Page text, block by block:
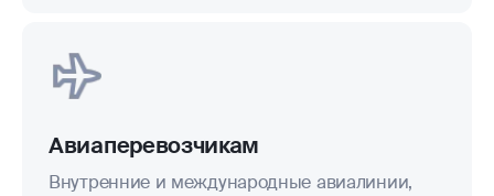
Авиаперевозчикам
Внутренние и международные авиалинии,